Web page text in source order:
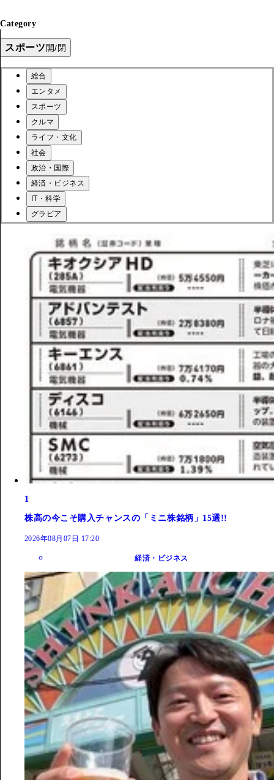
Category
スポーツ開/閉
総合
エンタメ
スポーツ
クルマ
ライフ・文化
社会
政治・国際
経済・ビジネス
IT・科学
グラビア
1
株高の今こそ購入チャンスの「ミニ株銘柄」15選!!
2026年08月07日 17:20
経済・ビジネス